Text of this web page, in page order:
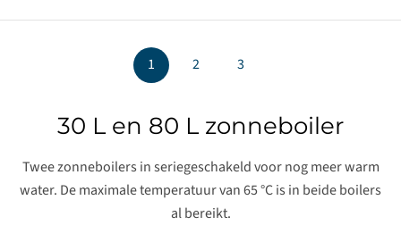
1 2 3
30 L en 80 L zonneboiler
Twee zonneboilers in seriegeschakeld voor nog meer warm
water. De maximale temperatuur van 65 °C is in beide boilers
al bereikt.
1 2 3
Installatie van de zonnepanelen
De montage van de modules vond plaats aan de garagewand
1 2 3
80 Liter Hybrideboiler
Zonneboiler in de badkamer voor goedkope
warmwaterproductie.